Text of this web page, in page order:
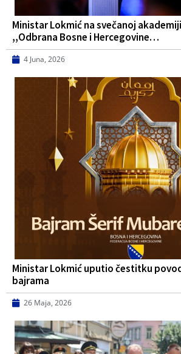
Ministar Lokmić na svečanoj
,,Odbrana Bosne i Hercegovine…
4 Juna, 2026
Ministar Lokmić uputio čestitku
bajrama
26 Maja, 2026